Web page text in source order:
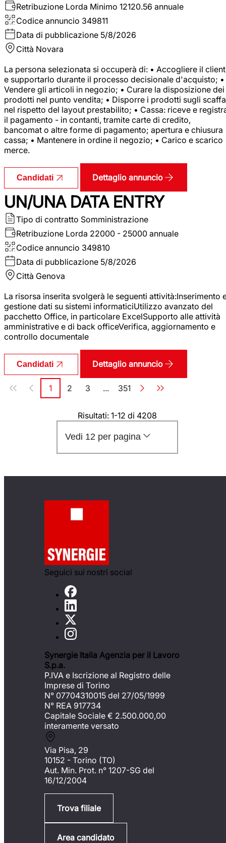
Retribuzione Lorda Minimo 12120.56 annuale
Codice annuncio 349811
Data di pubblicazione 5/8/2026
Città Novara
La persona selezionata si occuperà di: • Accogliere il
e supportarlo durante il processo decisionale d'acquisto; •
Vendere gli articoli in negozio; • Curare la disposizione dei
prodotti nel punto vendita; • Disporre i prodotti sugli
nel rispetto del layout prestabilito; • Cassa: riceve e
il pagamento - in contanti, tramite carte di credito,
bancomat o altre forme di pagamento; apertura e chiusura
cassa; • Mantenere in ordine il negozio; • Carico e scarico
merce.
Candidati Dettaglio annuncio
UN/UNA DATA ENTRY
Tipo di contratto Somministrazione
Retribuzione Lorda 22000 - 25000 annuale
Codice annuncio 349810
Data di pubblicazione 5/8/2026
Città Genova
La risorsa inserita svolgerà le seguenti attività:Inserimento
gestione dati su sistemi informaticiUtilizzo avanzato del
pacchetto Office, in particolare ExcelSupporto alle attività
amministrative e di back officeVerifica, aggiornamento e
controllo documentale
Candidati Dettaglio annuncio
Paginazione
Pagina
1 Pagina
2 Pagina
3 ... Pagina
351
Risultati: 1-12 di 4208
Vedi 12 per pagina
Seguici sui nostri social
Synergie Italia Agenzia per il Lavoro
S.p.a.
P.IVA e Iscrizione al Registro delle
Imprese di Torino
N° 07704310015 del 27/05/1999
N° REA 917734
Capitale Sociale € 2.500.000,00
interamente versato
Via Pisa, 29
10152 - Torino (TO)
Aut. Min. Prot. n° 1207-SG del
16/12/2004
Trova filiale
Area candidato